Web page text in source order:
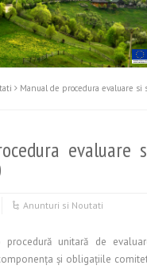
Manual de procedura evaluare si
evaluare
Anunturi si Noutati
procedură unitară de
și obligațiile